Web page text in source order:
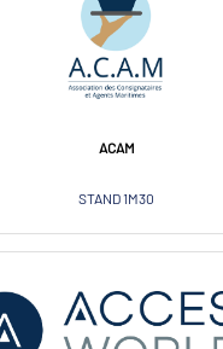
ACAM
STAND 1M30